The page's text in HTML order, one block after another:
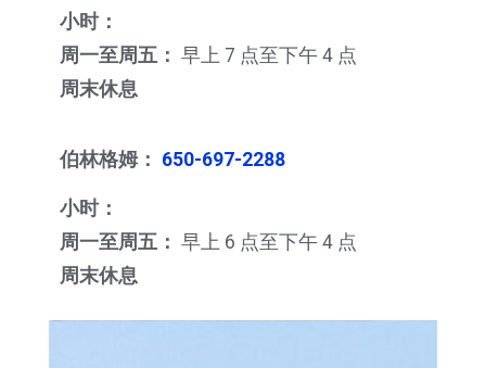
小时：
周一至周五： 早上 7 点至下午 4 点
周末休息
伯林格姆： 650-697-2288
小时：
周一至周五： 早上 6 点至下午 4 点
周末休息